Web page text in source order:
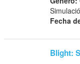
Fecha
Blight: